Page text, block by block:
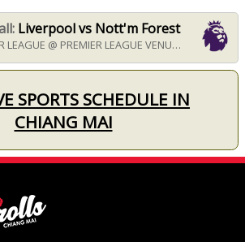
Liverpool vs Nott'm Forest
PREMIER LEAGUE @ PREMIER LEAGUE VENUE FROM 18:30 ON SATURDAY 29TH AUGUST 2026 IN CHIANG MAI
SPORTS SCHEDULE IN
CHIANG MAI